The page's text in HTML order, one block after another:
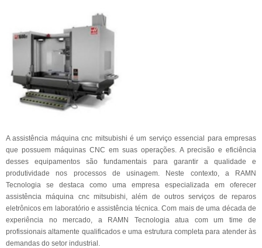
A assistência máquina cnc mitsubishi é um serviço essencial para empresas
que possuem máquinas CNC em suas operações. A precisão e eficiência
desses equipamentos são fundamentais para garantir a qualidade e
produtividade nos processos de usinagem. Neste contexto, a RAMN
Tecnologia se destaca como uma empresa especializada em oferecer
assistência máquina cnc mitsubishi, além de outros serviços de reparos
eletrônicos em laboratório e assistência técnica. Com mais de uma década de
experiência no mercado, a RAMN Tecnologia atua com um time de
profissionais altamente qualificados e uma estrutura completa para atender às
demandas do setor industrial.